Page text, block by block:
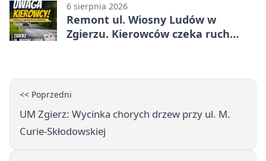
6 sierpnia 2026
Remont ul. Wiosny Ludów w
Zgierzu. Kierowców czeka ruch
<< Poprzedni
UM Zgierz: Wycinka chorych drzew przy ul. M.
Curie-Skłodowskiej